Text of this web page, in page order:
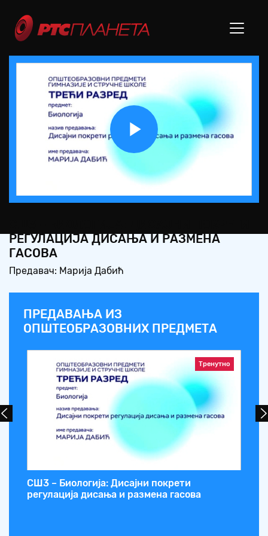
Play
Video
РЕГУЛАЦИЈА ДИСАЊА И РАЗМЕНА
ГАСОВА
Предавач: Марија Дабић
ПРЕДАВАЊА ИЗ
ОПШТЕОБРАЗОВНИХ ПРЕДМЕТА
Тренутно
СШ3 – Биологија: Дисајни покрети
регулација дисања и размена гасова